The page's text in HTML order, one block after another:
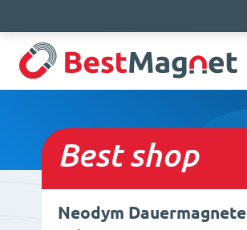
Bestshop
Neodym Dauermagnete